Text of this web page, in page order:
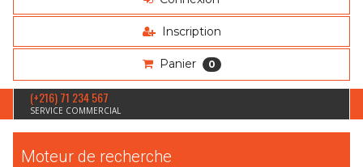
Inscription
Panier 0
(+216) 71 234 567
SERVICE COMMERCIAL
Moteur de recherche